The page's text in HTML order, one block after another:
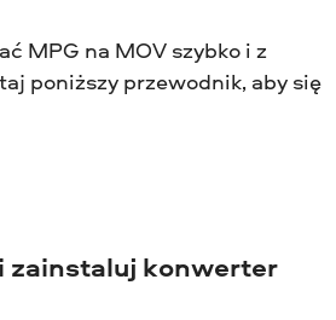
MPG na MOV szybko i z
poniższy przewodnik, aby się
zainstaluj konwerter